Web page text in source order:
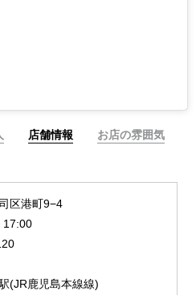
店舗情報 お店の雰囲気
区港町9−4
17:00
(JR鹿児島本線線)